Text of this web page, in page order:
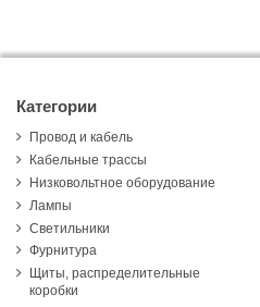
Категории
Провод и кабель
Кабельные трассы
Низковольтное оборудование
Лампы
Светильники
Фурнитура
Щиты, распределительные
коробки